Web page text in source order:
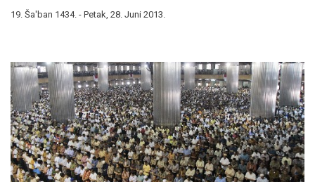
19. Ša'ban 1434. - Petak, 28. Juni 2013.